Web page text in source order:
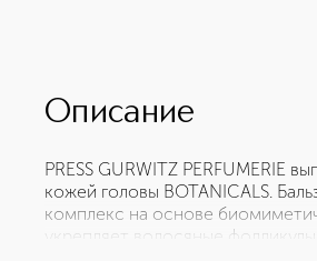
Описание
PRESS GURWITZ PERFUMERIE
кожей головы BOTANICALS.
комплекс на основе
укрепляет волосяные